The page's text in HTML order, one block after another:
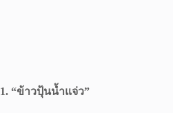
1. “ข้าวปุ้นน้ำแจ่ว”